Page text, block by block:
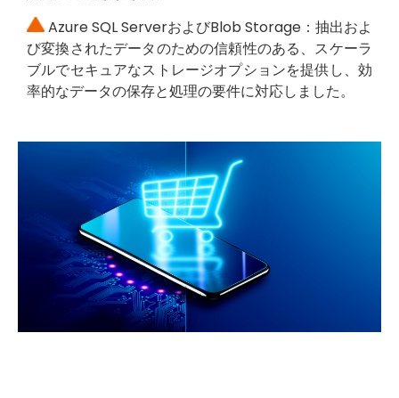
Azure SQL ServerおよびBlob Storage：抽出およ
び変換されたデータのための信頼性のある、スケーラ
ブルでセキュアなストレージオプションを提供し、効
率的なデータの保存と処理の要件に対応しました。